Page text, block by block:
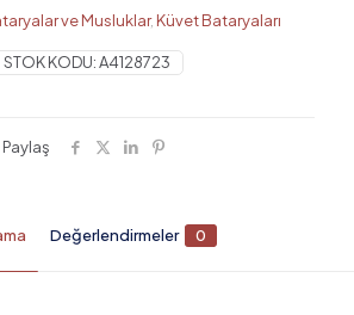
STOK KODU:A4128723
ve Musluklar, Küvet Bataryaları
Paylaş
Değerlendirmeler 0